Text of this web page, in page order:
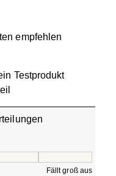
empfehlen
Testprodukt
Fällt groß aus